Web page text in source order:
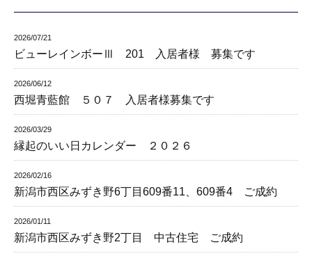
2026/07/21
ビューレインボーⅢ 201 入居者様 募集です
2026/06/12
西堀青藍館 ５０７ 入居者様募集です
2026/03/29
縁起のいい日カレンダー ２０２６
2026/02/16
新潟市西区みずき野6丁目609番11、609番4 ご成約
2026/01/11
新潟市西区みずき野2丁目 中古住宅 ご成約